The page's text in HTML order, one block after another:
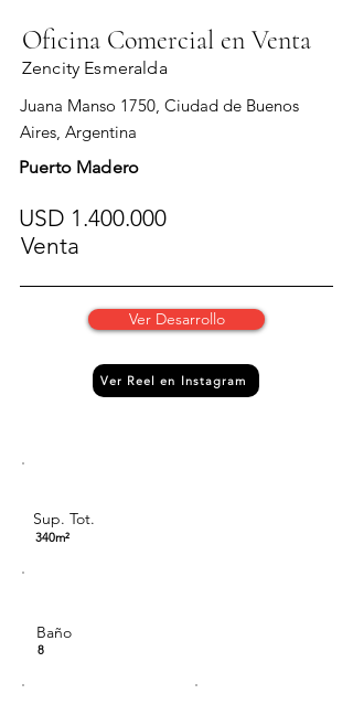
Oficina Comercial en Venta
Zencity Esmeralda
Juana Manso 1750, Ciudad de Buenos
Aires, Argentina
Puerto Madero
USD 1.400.000
Venta
Ver Desarrollo
Ver Reel en Instagram
Sup. Tot.
340m²
Baño
8